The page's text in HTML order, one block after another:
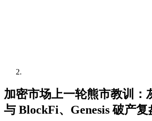
加密市场上一轮熊市教训：
与 BlockFi、Genesis 破产复